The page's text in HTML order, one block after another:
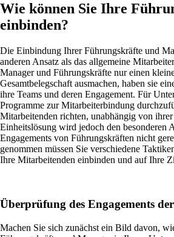
Wie können Sie Ihre
einbinden?
Die Einbindung Ihrer Führungskräfte und
anderen Ansatz als das allgemeine
Manager und Führungskräfte nur einen
Gesamtbelegschaft ausmachen, haben sie
ihre Teams und deren Engagement. Für
Programme zur Mitarbeiterbindung
Mitarbeitenden richten, unabhängig von
Einheitslösung wird jedoch den besonderen
Engagements von Führungskräften nicht
genommen müssen Sie verschiedene
Ihre Mitarbeitenden einbinden und auf Ihre
Überprüfung des Engagements
Machen Sie sich zunächst ein Bild davon,